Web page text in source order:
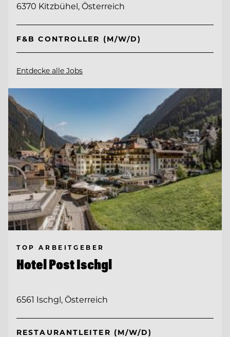
6370 Kitzbühel, Österreich
F&B CONTROLLER (M/W/D)
Entdecke alle Jobs
TOP ARBEITGEBER
Hotel Post Ischgl
6561 Ischgl, Österreich
RESTAURANTLEITER (M/W/D)